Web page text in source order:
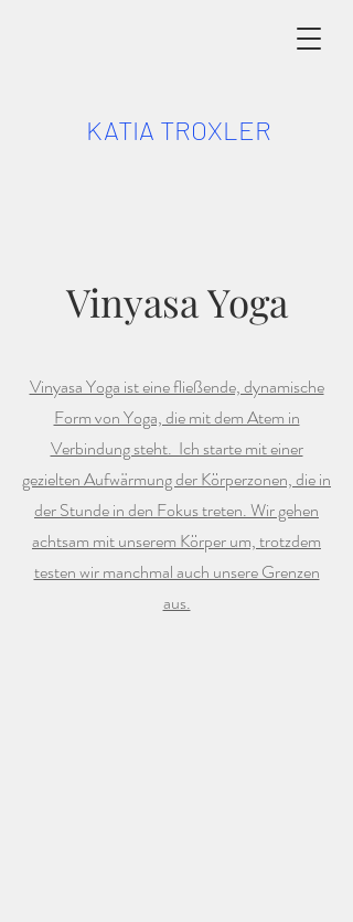
KATIA TROXLER
Vinyasa Yoga
Vinyasa Yoga ist eine fließende, dynamische
Form von Yoga, die mit dem Atem in
Verbindung steht. Ich starte mit einer
gezielten Aufwärmung der Körperzonen, die in
der Stunde in den Fokus treten. Wir gehen
achtsam mit unserem Körper um, trotzdem
testen wir manchmal auch unsere Grenzen
aus.